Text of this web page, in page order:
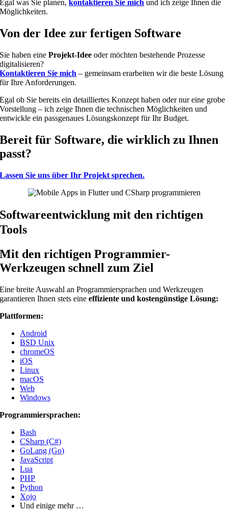
Egal was Sie planen,kontaktieren Sie mich und ich zeige Ihnen die
Möglichkeiten.
Von der Idee zur fertigen Software
Sie haben eineProjekt-Idee oder möchten bestehende Prozesse
digitalisieren?
Kontaktieren Sie mich – gemeinsam erarbeiten wir die beste Lösung
für Ihre Anforderungen.
Egal ob Sie bereits ein detailliertes Konzept haben oder nur eine grobe
Vorstellung – ich zeige Ihnen die technischen Möglichkeiten und
entwickle ein passgenaues Lösungskonzept für Ihr Budget.
Bereit für Software, die wirklich zu Ihnen
passt?
Lassen Sie uns über Ihr Projekt sprechen.
Softwareentwicklung mit den richtigen
Tools
Mit den richtigen Programmier-
Werkzeugen schnell zum Ziel
Eine breite Auswahl an Programmiersprachen und Werkzeugen
garantieren Ihnen stets eineeffiziente und kostengünstige Lösung:
Plattformen:
Android
BSD Unix
chromeOS
iOS
Linux
macOS
Web
Windows
Programmiersprachen:
Bash
CSharp (C#)
GoLang (Go)
JavaScript
Lua
PHP
Python
Xojo
Und einige mehr …